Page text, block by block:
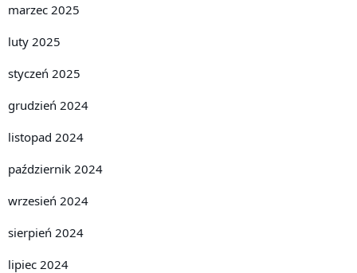
marzec 2025
luty 2025
styczeń 2025
grudzień 2024
listopad 2024
październik 2024
wrzesień 2024
sierpień 2024
lipiec 2024